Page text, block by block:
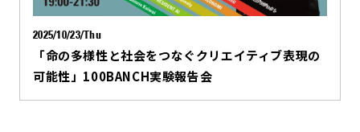
2025/10/23/Thu
「命の多様性と社会をつなぐクリエイティブ表現の
可能性」100BANCH実験報告会